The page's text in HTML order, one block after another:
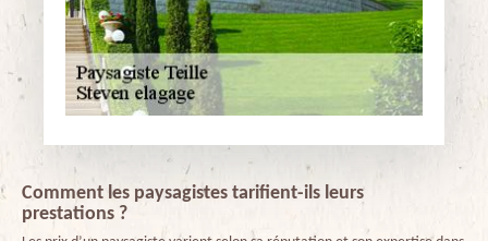
Comment les paysagistes tarifient-ils leurs
prestations ?